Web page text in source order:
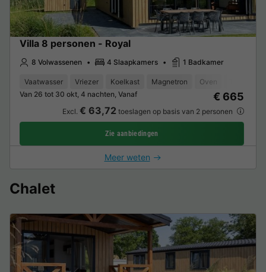
Villa 8 personen - Royal
8 Volwassenen 4 Slaapkamers 1 Badkamer
Vaatwasser Vriezer Koelkast Magnetron Oven
Van 26 tot 30 okt, 4 nachten, Vanaf
€ 665
Excl. € 63,72 toeslagen op basis van 2 personen
Zie aanbiedingen
Meer weten
Chalet